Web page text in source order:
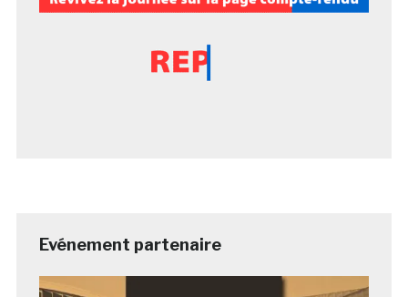
Evénement partenaire